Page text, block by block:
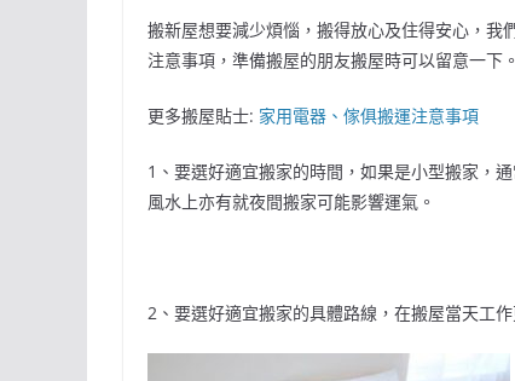
搬新屋想要減少煩惱，搬得放心及住得安心，我
注意事項，準備搬屋的朋友搬屋時可以留意一下。
更多搬屋貼士: 家用電器、傢俱搬運注意事項
1、要選好適宜搬家的時間，如果是小型搬家，
風水上亦有就夜間搬家可能影響運氣。
2、要選好適宜搬家的具體路線，在搬屋當天工